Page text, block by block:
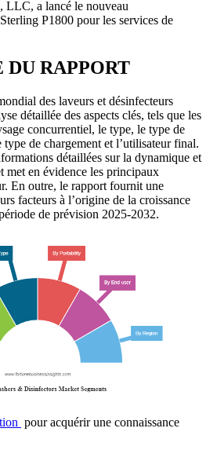
LLC, a lancé le nouveau
P1800 pour les services de
DU RAPPORT
des laveurs et désinfecteurs
détaillée des aspects clés, tels que les
concurrentiel, le type, le type de
de chargement et l’utilisateur final.
détaillées sur la dynamique et
met en évidence les principaux
En outre, le rapport fournit une
facteurs à l’origine de la croissance
de prévision 2025-2032.
pour acquérir une connaissance